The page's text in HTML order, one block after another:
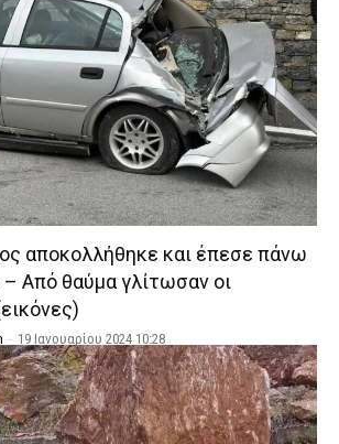
αποκολλήθηκε και έπεσε πάνω
– Από θαύμα γλίτωσαν οι
- 19 Ιανουαρίου 2024 10:28